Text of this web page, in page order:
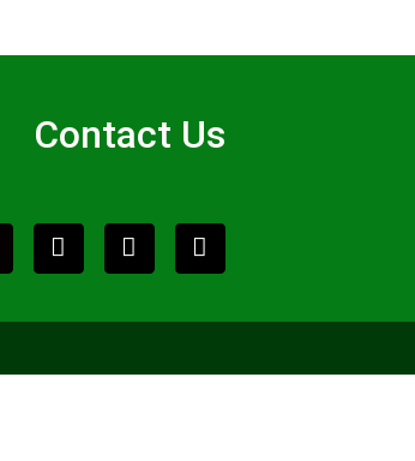
Contact Us